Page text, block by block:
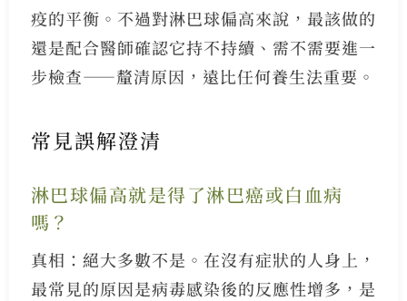
疫的平衡。不過對淋巴球偏高來說，最該做的
還是配合醫師確認它持不持續、需不需要進一
步檢查——釐清原因，遠比任何養生法重要。
常見誤解澄清
淋巴球偏高就是得了淋巴癌或白血病
嗎？
真相：絕大多數不是。在沒有症狀的人身上，
最常見的原因是病毒感染後的反應性增多，是